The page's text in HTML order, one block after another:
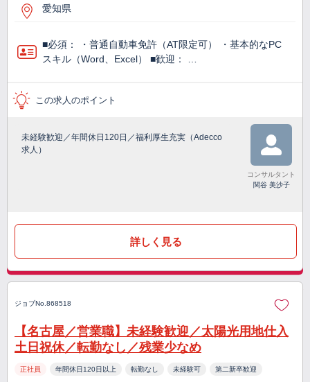
愛知県
■必須： ・普通自動車免許（AT限定可） ・基本的なPC
スキル（Word、Excel） ■歓迎： …
この求人のポイント
未経験歓迎／年間休日120日／福利厚生充実（Adecco
求人）
コンサルタント
関谷 美沙子
詳しく見る
ジョブNo.868518
【名古屋／営業職】未経験歓迎／太陽光用地仕入
土日祝休／転勤なし／残業少なめ
正社員 年間休日120日以上 転勤なし 未経験可 第二新卒歓迎